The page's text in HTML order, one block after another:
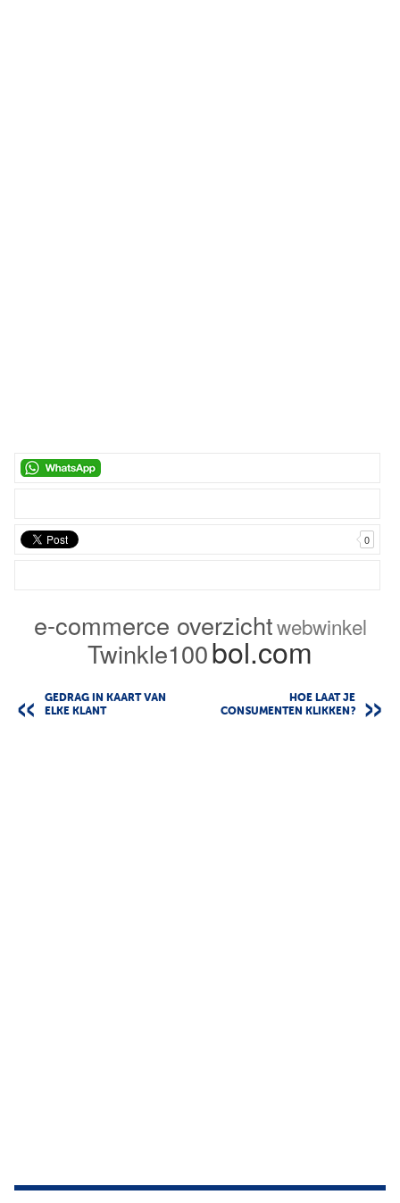
0
e-commerce overzichtwebwinkel
Twinkle100bol.com
GEDRAG IN KAART VAN
ELKE KLANT
HOE LAAT JE
CONSUMENTEN KLIKKEN?